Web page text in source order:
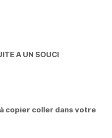
A UN SOUCI
copier coller dans votre